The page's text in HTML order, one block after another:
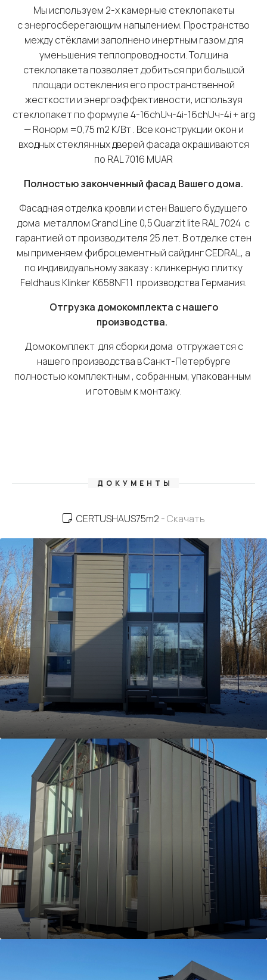
Мы используем 2-х камерные стеклопакеты
с энергосберегающим напылением. Пространство
между стёклами заполнено инертным газом для
уменьшения теплопроводности. Толщина
стеклопакета позволяет добиться при большой
площади остекления его пространственной
жесткости и энергоэффективности, используя
стеклопакет по формуле 4-16chUч-4i-16chUч-4i + arg
— Roнорм =0,75 m2 K/Bт . Все конструкции окон и
входных стеклянных дверей фасада окрашиваются
по RAL 7016 MUAR
Полностью законченный фасад Вашего дома.
Фасадная отделка кровли и стен Вашего будущего
дома металлом Grand Line 0,5 Quarzit lite RAL 7024 с
гарантией от производителя 25 лет. В отделке стен
мы применяем фиброцементный сайдинг CEDRAL, а
по индивидуальному заказу : клинкерную плитку
Feldhaus Klinker К658NF11 производства Германия.
Отгрузка домокомплекта с нашего
производства.
Домокомплект для сборки дома отгружается с
нашего производства в Санкт-Петербурге
полностью комплектным , собранным, упакованным
и готовым к монтажу.
ДОКУМЕНТЫ
CERTUSHAUS75m2 -Скачать